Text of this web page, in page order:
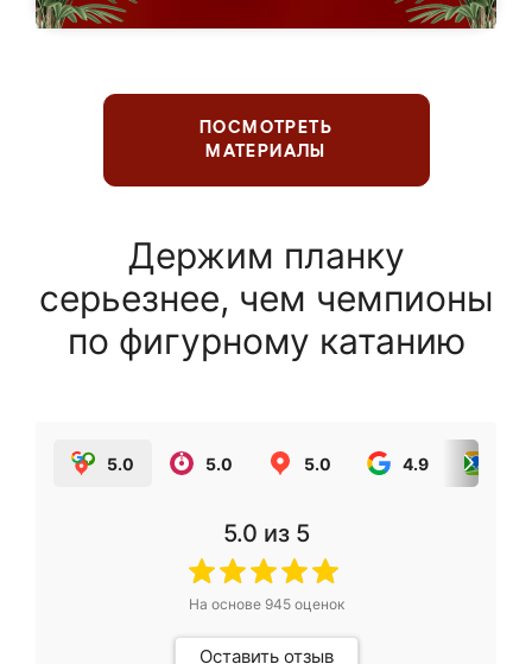
ПОСМОТРЕТЬ
МАТЕРИАЛЫ
Держим планку
серьезнее, чем чемпионы
по фигурному катанию
5.0 5.0 5.0 4.9
5.0 из 5
На основе 945оценок
Оставить отзыв